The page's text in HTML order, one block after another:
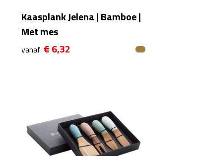
Kaasplank Jelena | Bamboe |
Met mes
vanaf € 6,32